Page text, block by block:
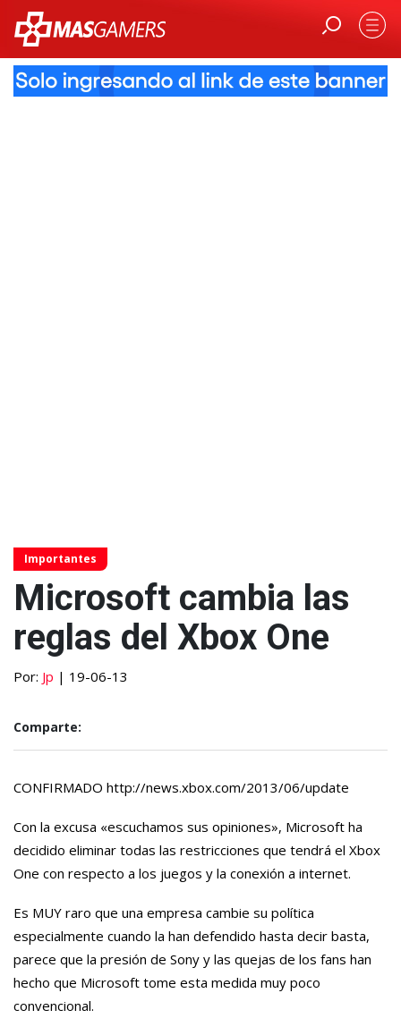
Importantes
Microsoft cambia las
reglas del Xbox One
Por: Jp | 19-06-13
Comparte:
CONFIRMADO http://news.xbox.com/2013/06/update
Con la excusa «escuchamos sus opiniones», Microsoft ha
decidido eliminar todas las restricciones que tendrá el Xbox
One con respecto a los juegos y la conexión a internet.
Es MUY raro que una empresa cambie su política
especialmente cuando la han defendido hasta decir basta,
parece que la presión de Sony y las quejas de los fans han
hecho que Microsoft tome esta medida muy poco
convencional.